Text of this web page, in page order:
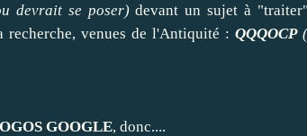
devrait se poser)devant un sujet à
recherche, venues de l'Antiquité : QQQOCP
GOOGLE, donc....